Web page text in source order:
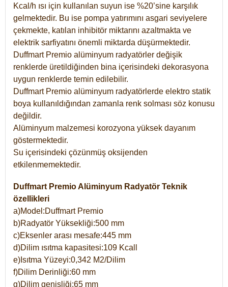
Kcal/h ısı için kullanılan suyun ise %20’sine karşılık
gelmektedir. Bu ise pompa yatırımını asgari seviyelere
çekmekte, katılan inhibitör miktarını azaltmakta ve
elektrik sarfiyatını önemli miktarda düşürmektedir.
Duffmart Premio alüminyum radyatörler değişik
renklerde üretildiğinden bina içerisindeki dekorasyona
uygun renklerde temin edilebilir.
Duffmart Premio alüminyum radyatörlerde elektro statik
boya kullanıldığından zamanla renk solması söz konusu
değildir.
Alüminyum malzemesi korozyona yüksek dayanım
göstermektedir.
Su içerisindeki çözünmüş oksijenden
etkilenmemektedir.
Duffmart Premio Alüminyum Radyatör Teknik
özellikleri
a)Model:Duffmart Premio
b)Radyatör Yüksekliği:500 mm
c)Eksenler arası mesafe:445 mm
d)Dilim ısıtma kapasitesi:109 Kcall
e)Isıtma Yüzeyi:0,342 M2/Dilim
f)Dilim Derinliği:60 mm
g)Dilim genişliği:65 mm